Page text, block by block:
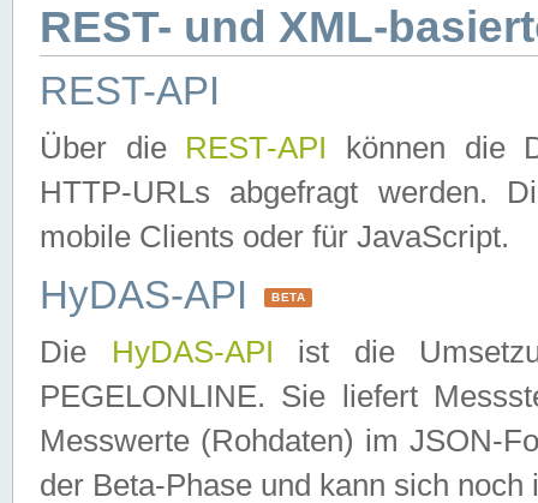
REST- und XML-
REST-API
Über die REST-API können die
HTTP-URLs abgefragt werden.
mobile Clients oder für JavaScript.
HyDAS-API BETA
Die HyDAS-API ist die
PEGELONLINE. Sie liefert
Messwerte (Rohdaten) im JSON-
der Beta-Phase und kann sich noch